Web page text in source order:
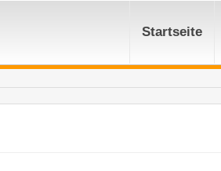
Startseite